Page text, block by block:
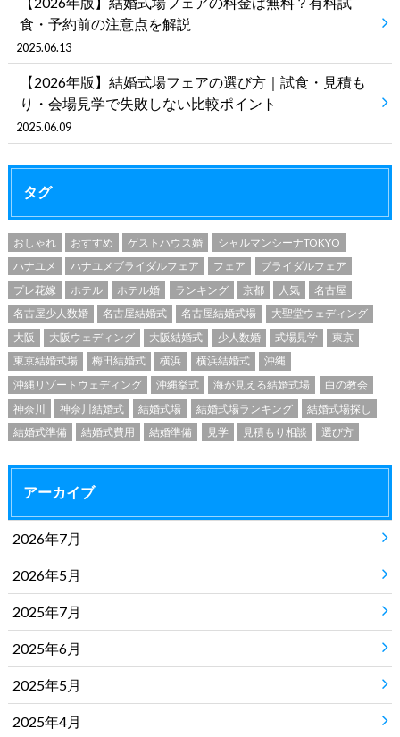
食・予約前の注意点を解説
2025.06.13
【2026年版】結婚式場フェアの選び方｜試食・見積も
り・会場見学で失敗しない比較ポイント
2025.06.09
タグ
おしゃれ おすすめ ゲストハウス婚
シャルマンシーナTOKYO
ハナユメ
ハナユメブライダルフェア フェア
ブライダルフェア
プレ花嫁
ホテル ホテル婚 ランキング 京都 人気
名古屋
名古屋少人数婚
名古屋結婚式 名古屋結婚式場
大聖堂ウェディング
大阪
大阪ウェディング 大阪結婚式 少人数婚 式場見学
東京
東京結婚式場
梅田結婚式 横浜 横浜結婚式
沖縄
沖縄リゾートウェディング
沖縄挙式 海が見える結婚式場
白の教会
神奈川
神奈川結婚式 結婚式場 結婚式場ランキング
結婚式場探し
結婚式準備
結婚式費用 結婚準備 見学 見積もり相談 選び方
アーカイブ
2026年7月
2026年5月
2025年7月
2025年6月
2025年5月
2025年4月